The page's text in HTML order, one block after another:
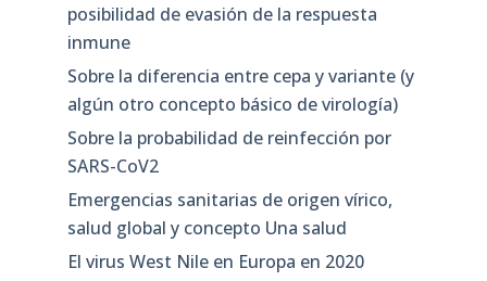
posibilidad de evasión de la respuesta
inmune
Sobre la diferencia entre cepa y variante (y
algún otro concepto básico de virología)
Sobre la probabilidad de reinfección por
SARS-CoV2
Emergencias sanitarias de origen vírico,
salud global y concepto Una salud
El virus West Nile en Europa en 2020